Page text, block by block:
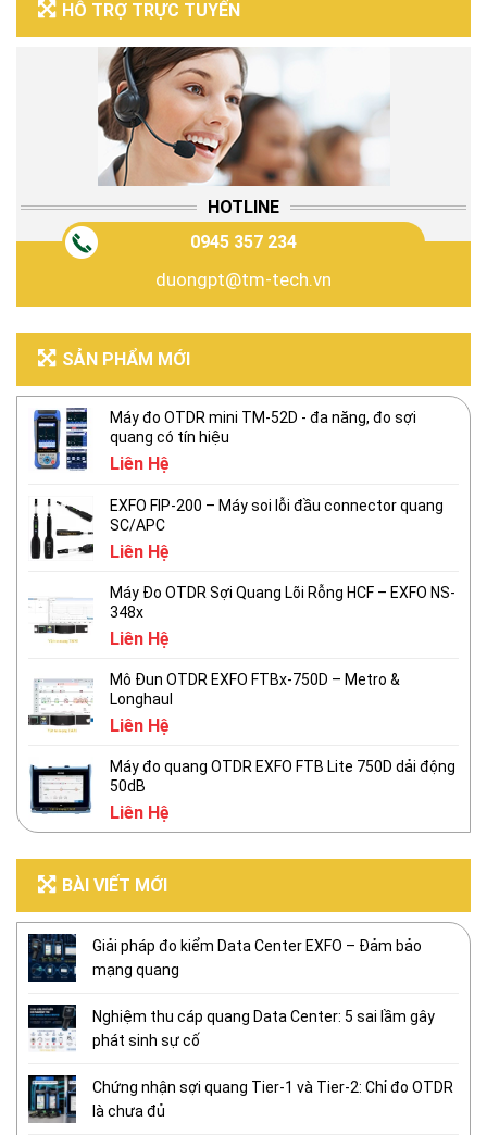
HỖ TRỢ TRỰC TUYẾN
HOTLINE
0945 357 234
duongpt@tm-tech.vn
SẢN PHẨM MỚI
Máy đo OTDR mini TM-52D - đa năng, đo sợi
quang có tín hiệu
Liên Hệ
EXFO FIP-200 – Máy soi lỗi đầu connector quang
SC/APC
Liên Hệ
Máy Đo OTDR Sợi Quang Lõi Rỗng HCF – EXFO NS-
348x
Liên Hệ
Mô Đun OTDR EXFO FTBx-750D – Metro &
Longhaul
Liên Hệ
Máy đo quang OTDR EXFO FTB Lite 750D dải động
50dB
Liên Hệ
BÀI VIẾT MỚI
Giải pháp đo kiểm Data Center EXFO – Đảm bảo
mạng quang
Nghiệm thu cáp quang Data Center: 5 sai lầm gây
phát sinh sự cố
Chứng nhận sợi quang Tier-1 và Tier-2: Chỉ đo OTDR
là chưa đủ